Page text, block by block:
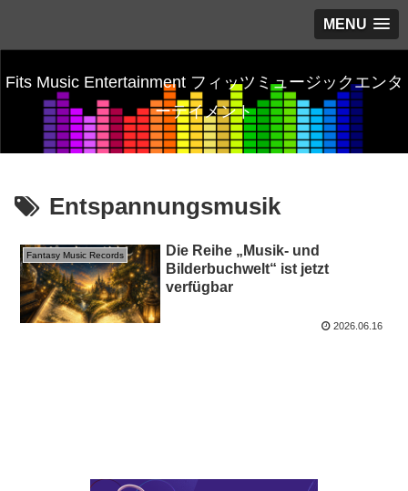
MENU
Fits Music Entertainment フィッツミュージックエンタ
ーテイメント
Entspannungsmusik
Fantasy Music Records
Die Reihe „Musik- und
Bilderbuchwelt“ ist jetzt
verfügbar
2026.06.16